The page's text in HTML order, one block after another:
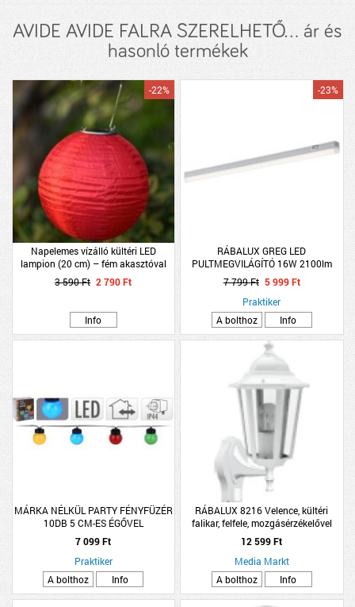
AVIDE AVIDE FALRA SZERELHETŐ... ár és
hasonló termékek
Napelemes vízálló kültéri LED
lampion (20 cm) – fém akasztóval
piros-sárga színben
-22%
3 590 Ft 2 790 Ft
Info
RÁBALUX GREG LED
PULTMEGVILÁGÍTÓ 16W 2100lm
-23%
7 799 Ft 5 999 Ft
Praktiker
A bolthoz
Info
MÁRKA NÉLKÜL PARTY FÉNYFÜZÉR
10DB 5 CM-ES ÉGŐVEL
7 099 Ft
Praktiker
A bolthoz
Info
RÁBALUX 8216 Velence, kültéri
falikar, felfele, mozgásérzékelővel
12 599 Ft
Media Markt
A bolthoz
Info